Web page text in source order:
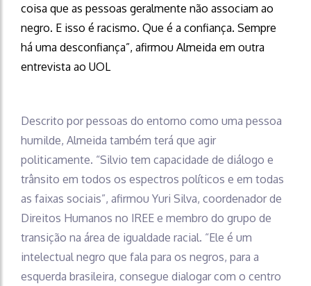
coisa que as pessoas geralmente não associam ao
negro. E isso é racismo. Que é a confiança. Sempre
há uma desconfiança”, afirmou Almeida em outra
entrevista ao UOL
Descrito por pessoas do entorno como uma pessoa
humilde, Almeida também terá que agir
politicamente. “Silvio tem capacidade de diálogo e
trânsito em todos os espectros políticos e em todas
as faixas sociais”, afirmou Yuri Silva, coordenador de
Direitos Humanos no IREE e membro do grupo de
transição na área de igualdade racial. “Ele é um
intelectual negro que fala para os negros, para a
esquerda brasileira, consegue dialogar com o centro